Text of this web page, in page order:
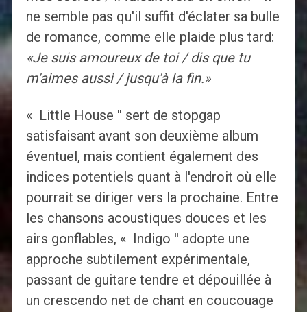
ne semble pas qu'il suffit d'éclater sa bulle
de romance, comme elle plaide plus tard:
«Je suis amoureux de toi / dis que tu
m'aimes aussi / jusqu'à la fin.»
« Little House '' sert de stopgap
satisfaisant avant son deuxième album
éventuel, mais contient également des
indices potentiels quant à l'endroit où elle
pourrait se diriger vers la prochaine. Entre
les chansons acoustiques douces et les
airs gonflables, « Indigo '' adopte une
approche subtilement expérimentale,
passant de guitare tendre et dépouillée à
un crescendo net de chant en coucouage